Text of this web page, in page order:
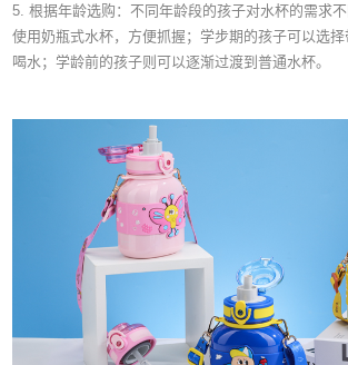
5. 根据年龄选购：不同年龄段的孩子对水杯的需求
使用奶瓶式水杯，方便抓握；学步期的孩子可以选
喝水；学龄前的孩子则可以逐渐过渡到普通水杯。